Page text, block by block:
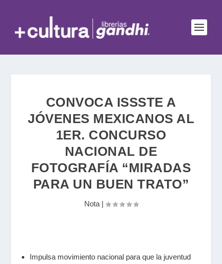
CONVOCA ISSSTE A
JÓVENES MEXICANOS AL
1ER. CONCURSO
NACIONAL DE
FOTOGRAFÍA “MIRADAS
PARA UN BUEN TRATO”
Nota|
Impulsa movimiento nacional para que la juventud